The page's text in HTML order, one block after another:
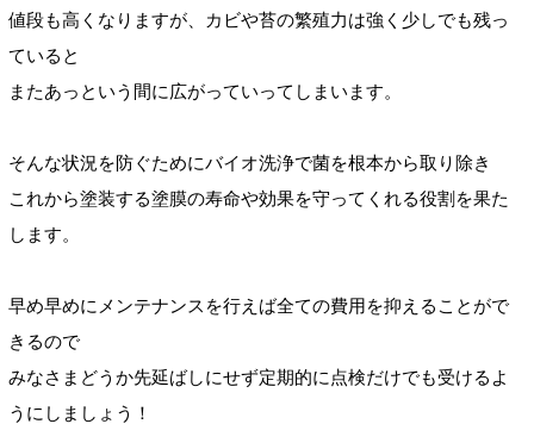
値段も高くなりますが、カビや苔の繁殖力は強く少しでも残っ
ていると
またあっという間に広がっていってしまいます。
そんな状況を防ぐためにバイオ洗浄で菌を根本から取り除き
これから塗装する塗膜の寿命や効果を守ってくれる役割を果た
します。
早め早めにメンテナンスを行えば全ての費用を抑えることがで
きるので
みなさまどうか先延ばしにせず定期的に点検だけでも受けるよ
うにしましょう！